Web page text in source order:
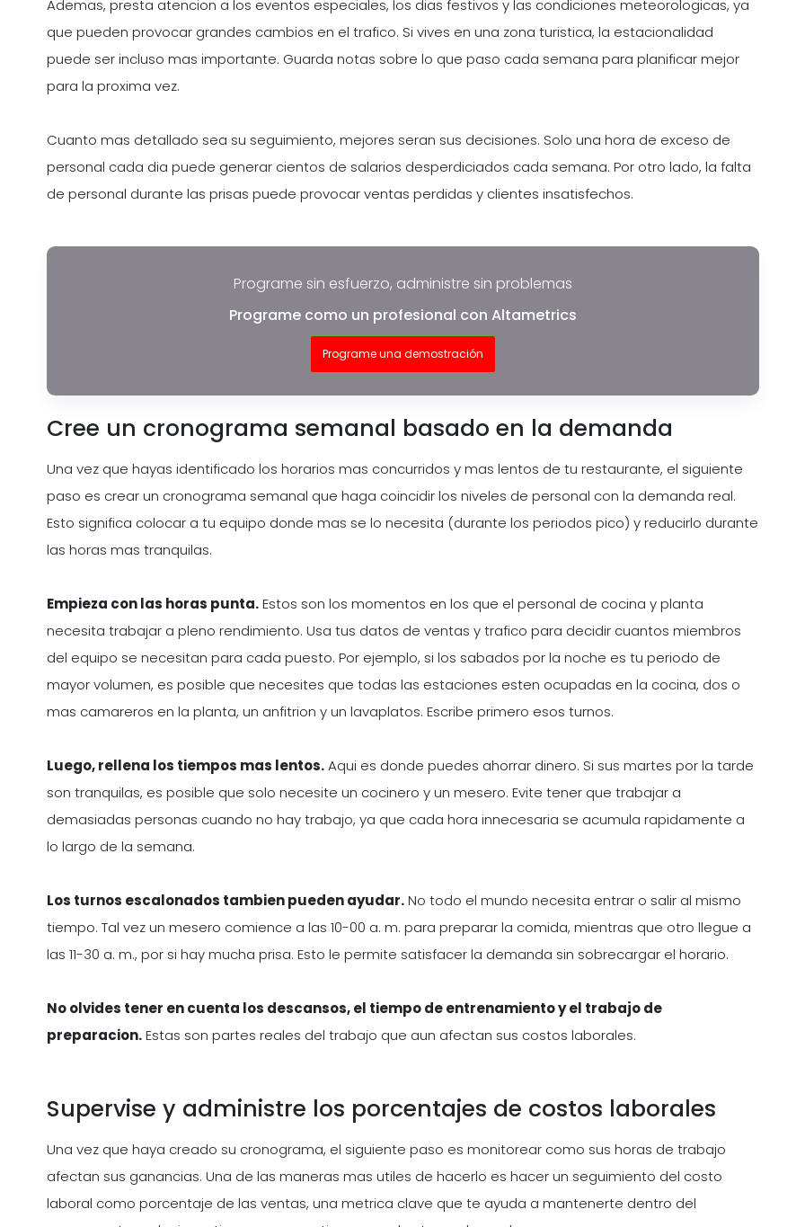
Ademas, presta atencion a los eventos especiales, los dias festivos y las condiciones meteorologicas, ya
que pueden provocar grandes cambios en el trafico. Si vives en una zona turistica, la estacionalidad
puede ser incluso mas importante. Guarda notas sobre lo que paso cada semana para planificar mejor
para la proxima vez.
Cuanto mas detallado sea su seguimiento, mejores seran sus decisiones. Solo una hora de exceso de
personal cada dia puede generar cientos de salarios desperdiciados cada semana. Por otro lado, la falta
de personal durante las prisas puede provocar ventas perdidas y clientes insatisfechos.
Programe sin esfuerzo, administre sin problemas
Programe como un profesional con Altametrics
Programe una demostración
Cree un cronograma semanal basado en la demanda
Una vez que hayas identificado los horarios mas concurridos y mas lentos de tu restaurante, el siguiente
paso es crear un cronograma semanal que haga coincidir los niveles de personal con la demanda real.
Esto significa colocar a tu equipo donde mas se lo necesita (durante los periodos pico) y reducirlo durante
las horas mas tranquilas.
Empieza con las horas punta.Estos son los momentos en los que el personal de cocina y planta
necesita trabajar a pleno rendimiento. Usa tus datos de ventas y trafico para decidir cuantos miembros
del equipo se necesitan para cada puesto. Por ejemplo, si los sabados por la noche es tu periodo de
mayor volumen, es posible que necesites que todas las estaciones esten ocupadas en la cocina, dos o
mas camareros en la planta, un anfitrion y un lavaplatos. Escribe primero esos turnos.
Luego, rellena los tiempos mas lentos.Aqui es donde puedes ahorrar dinero. Si sus martes por la tarde
son tranquilas, es posible que solo necesite un cocinero y un mesero. Evite tener que trabajar a
demasiadas personas cuando no hay trabajo, ya que cada hora innecesaria se acumula rapidamente a
lo largo de la semana.
Los turnos escalonados tambien pueden ayudar.No todo el mundo necesita entrar o salir al mismo
tiempo. Tal vez un mesero comience a las 10-00 a. m. para preparar la comida, mientras que otro llegue a
las 11-30 a. m., por si hay mucha prisa. Esto le permite satisfacer la demanda sin sobrecargar el horario.
No olvides tener en cuenta los descansos, el tiempo de entrenamiento y el trabajo de
preparacion.Estas son partes reales del trabajo que aun afectan sus costos laborales.
Supervise y administre los porcentajes de costos laborales
Una vez que haya creado su cronograma, el siguiente paso es monitorear como sus horas de trabajo
afectan sus ganancias. Una de las maneras mas utiles de hacerlo es hacer un seguimiento del costo
laboral como porcentaje de las ventas, una metrica clave que te ayuda a mantenerte dentro del